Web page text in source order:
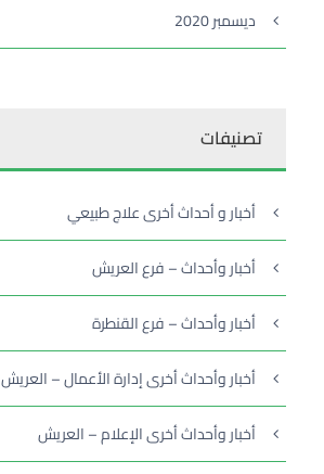
ديسمبر 2020
تصنيفات
أخبار و أحداث أخرى علاج طبيعي
أخبار وأحداث – فرع العريش
أخبار وأحداث – فرع القنطرة
أخبار وأحداث أخرى إدارة الأعمال – العريش
أخبار وأحداث أخرى الإعلام – العريش